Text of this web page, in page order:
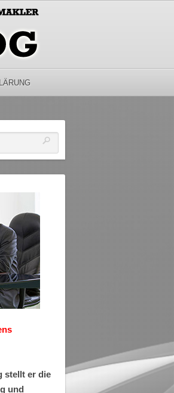
stellt er die
und